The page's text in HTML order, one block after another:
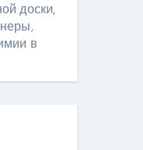
доски,
в